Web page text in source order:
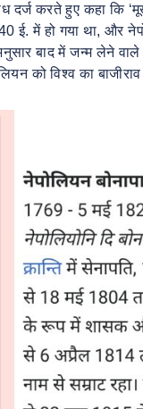
करते हुए कहा कि
में हो गया था, और
बाद में जन्म लेने
को विश्व का बाजीराव